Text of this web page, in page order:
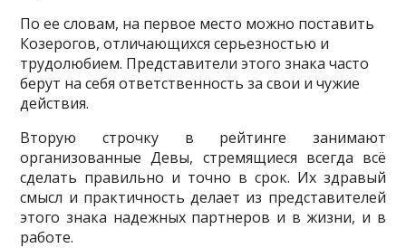
По ее словам, на первое место можно поставить
Козерогов, отличающихся серьезностью и
трудолюбием. Представители этого знака часто
берут на себя ответственность за свои и чужие
действия.
Вторую строчку в рейтинге занимают
организованные Девы, стремящиеся всегда всё
сделать правильно и точно в срок. Их здравый
смысл и практичность делает из представителей
этого знака надежных партнеров и в жизни, и в
работе.